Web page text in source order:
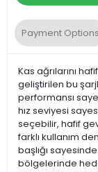
Payment Options
Kas ağrılarını
geliştirilen bu
performansı
hız seviyesi
seçebilir, hafif
farklı kullanım
başlığı
bölgelerinde